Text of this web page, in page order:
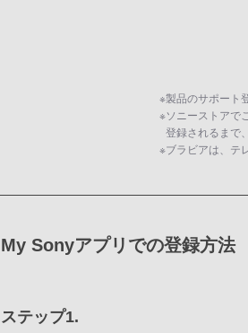
※製品のサポート
※ソニーストアで
登録されるまで
※ブラビアは、テ
My Sonyアプリでの登録方法
ステップ1.